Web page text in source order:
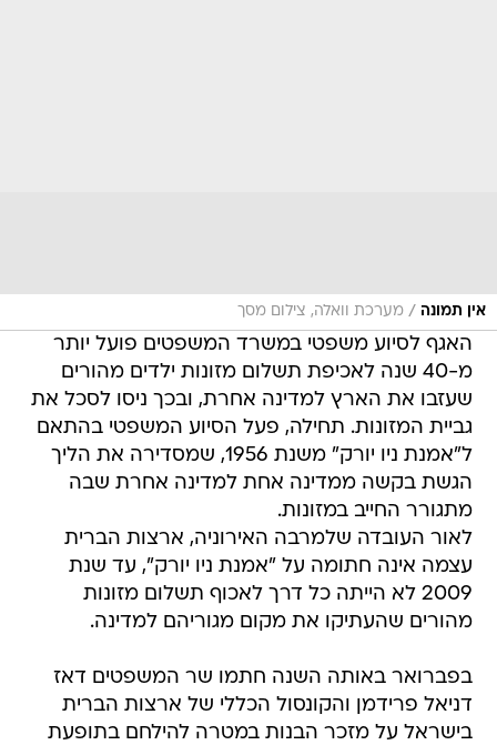
אין תמונה / מערכת וואלה, צילום מסך
האגף לסיוע משפטי במשרד המשפטים פועל יותר
מ-40 שנה לאכיפת תשלום מזונות ילדים מהורים
שעזבו את הארץ למדינה אחרת, ובכך ניסו לסכל את
גביית המזונות. תחילה, פעל הסיוע המשפטי בהתאם
ל"אמנת ניו יורק" משנת 1956, שמסדירה את הליך
הגשת בקשה ממדינה אחת למדינה אחרת שבה
מתגורר החייב במזונות.
לאור העובדה שלמרבה האירוניה, ארצות הברית
עצמה אינה חתומה על "אמנת ניו יורק", עד שנת
2009 לא הייתה כל דרך לאכוף תשלום מזונות
מהורים שהעתיקו את מקום מגוריהם למדינה.
בפברואר באותה השנה חתמו שר המשפטים דאז
דניאל פרידמן והקונסול הכללי של ארצות הברית
בישראל על מזכר הבנות במטרה להילחם בתופעת